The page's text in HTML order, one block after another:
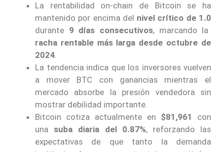
La rentabilidad on-chain de Bitcoin se ha
mantenido por encima del nivel crítico de 1.0
durante 9 días consecutivos, marcando la
racha rentable más larga desde octubre de
2024.
La tendencia indica que los inversores vuelven
a mover BTC con ganancias mientras el
mercado absorbe la presión vendedora sin
mostrar debilidad importante.
Bitcoin cotiza actualmente en $81,961
con
una suba diaria del 0.87%, reforzando las
expectativas de que tanto la demanda